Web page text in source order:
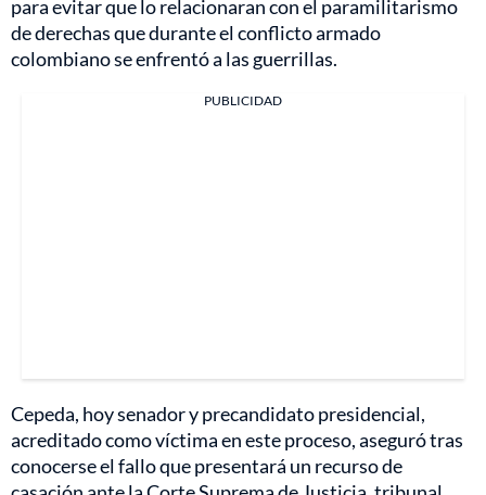
para evitar que lo relacionaran con el paramilitarismo
de derechas que durante el conflicto armado
colombiano se enfrentó a las guerrillas.
PUBLICIDAD
Cepeda, hoy senador y precandidato presidencial,
acreditado como víctima en este proceso, aseguró tras
conocerse el fallo que presentará un recurso de